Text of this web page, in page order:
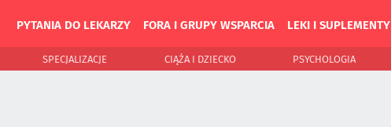
PYTANIA DO LEKARZY FORA I GRUPY WSPARCIA LEKI I SUPLEMENTY
SPECJALIZACJE CIĄŻA I DZIECKO PSYCHOLOGIA